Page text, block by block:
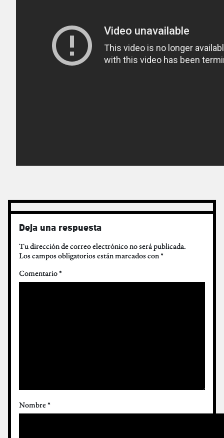
Deja una respuesta
Tu dirección de correo electrónico no será publicada.
Los campos obligatorios están marcados con*
Comentario*
Nombre*